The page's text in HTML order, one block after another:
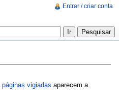
páginas vigiadas aparecem a
Entrar / criar conta